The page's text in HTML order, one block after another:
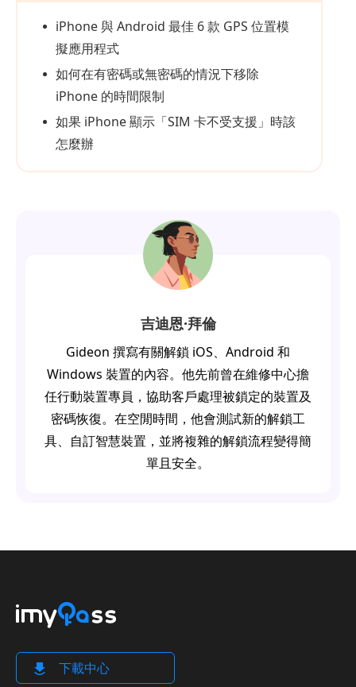
iPhone 與 Android 最佳 6 款 GPS 位置模
擬應用程式
如何在有密碼或無密碼的情況下移除
iPhone 的時間限制
如果 iPhone 顯示「SIM 卡不受支援」時該
怎麼辦
吉迪恩·拜倫
Gideon 撰寫有關解鎖 iOS、Android 和
Windows 裝置的內容。他先前曾在維修中心擔
任行動裝置專員，協助客戶處理被鎖定的裝置及
密碼恢復。在空閒時間，他會測試新的解鎖工
具、自訂智慧裝置，並將複雜的解鎖流程變得簡
單且安全。
下載中心